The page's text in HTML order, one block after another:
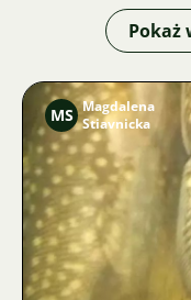
Pokaż
MS Magdalena
Stiavnicka